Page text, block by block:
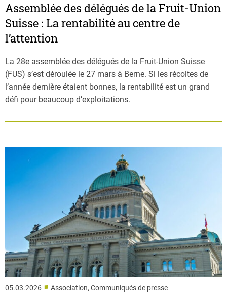
Assemblée des délégués de la Fruit-Union
Suisse : La rentabilité au centre de
l’attention
La 28e assemblée des délégués de la Fruit-Union Suisse
(FUS) s’est déroulée le 27 mars à Berne. Si les récoltes de
l’année dernière étaient bonnes, la rentabilité est un grand
défi pour beaucoup d’exploitations.
05.03.2026 ■ Association, Communiqués de presse